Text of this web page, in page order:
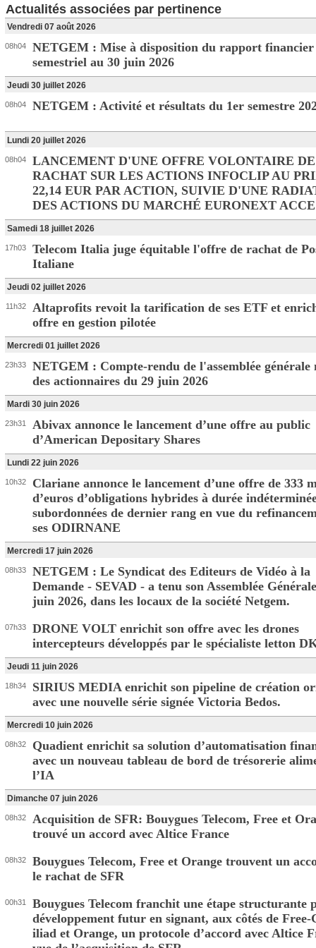
Actualités associées par pertinence
Vendredi 07 août 2026
08h04
NETGEM : Mise à disposition du rapport financier
semestriel au 30 juin 2026
Jeudi 30 juillet 2026
08h04 NETGEM : Activité et résultats du 1er semestre
Lundi 20 juillet 2026
08h04
LANCEMENT D'UNE OFFRE VOLONTAIRE DE
RACHAT SUR LES ACTIONS INFOCLIP AU
22,14 EUR PAR ACTION, SUIVIE D'UNE
DES ACTIONS DU MARCHÉ EURONEXT
Samedi 18 juillet 2026
17h03
Telecom Italia juge équitable l'offre de rachat de
Italiane
Jeudi 02 juillet 2026
11h32
Altaprofits revoit la tarification de ses ETF et
offre en gestion pilotée
Mercredi 01 juillet 2026
23h33
NETGEM : Compte-rendu de l'assemblée générale
des actionnaires du 29 juin 2026
Mardi 30 juin 2026
23h31
Abivax annonce le lancement d’une offre au public
d’American Depositary Shares
Lundi 22 juin 2026
10h32
Clariane annonce le lancement d’une offre de 333
d’euros d’obligations hybrides à durée
subordonnées de dernier rang en vue du
ses ODIRNANE
Mercredi 17 juin 2026
08h33
NETGEM : Le Syndicat des Editeurs de Vidéo à la
Demande - SEVAD - a tenu son Assemblée
juin 2026, dans les locaux de la société Netgem.
07h33
DRONE VOLT enrichit son offre avec les drones
intercepteurs développés par le spécialiste letton
Jeudi 11 juin 2026
18h34
SIRIUS MEDIA enrichit son pipeline de création
avec une nouvelle série signée Victoria Bedos.
Mercredi 10 juin 2026
08h32
Quadient enrichit sa solution d’automatisation
avec un nouveau tableau de bord de trésorerie
l’IA
Dimanche 07 juin 2026
08h32
Acquisition de SFR: Bouygues Telecom, Free et
trouvé un accord avec Altice France
08h32
Bouygues Telecom, Free et Orange trouvent un
le rachat de SFR
00h31
Bouygues Telecom franchit une étape structurante
développement futur en signant, aux côtés de Free-
iliad et Orange, un protocole d’accord avec Altice